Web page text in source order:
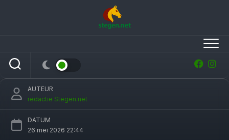
95e editie van CH Eext geslaagd, een terugblik
in foto’s
AUTEUR
redactie Stegen.net
DATUM
26 mei 2026 22:44